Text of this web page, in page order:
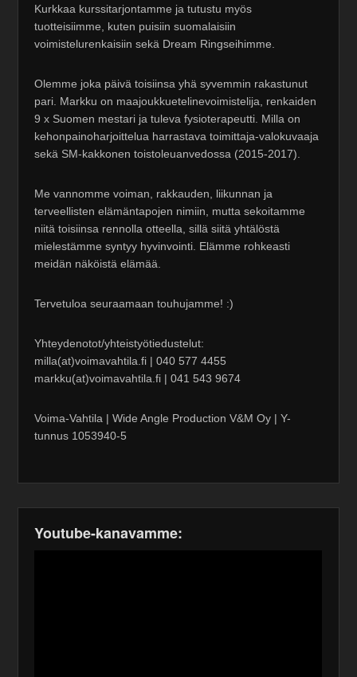
Kurkkaa kurssitarjontamme ja tutustu myös
tuotteisiimme, kuten puisiin suomalaisiin
voimistelurenkaisiin sekä Dream Ringseihimme.
Olemme joka päivä toisiinsa yhä syvemmin rakastunut
pari. Markku on maajoukkuetelinevoimistelija, renkaiden
9 x Suomen mestari ja tuleva fysioterapeutti. Milla on
kehonpainoharjoittelua harrastava toimittaja-valokuvaaja
sekä SM-kakkonen toistoleuanvedossa (2015-2017).
Me vannomme voiman, rakkauden, liikunnan ja
terveellisten elämäntapojen nimiin, mutta sekoitamme
niitä toisiinsa rennolla otteella, sillä siitä yhtälöstä
mielestämme syntyy hyvinvointi. Elämme rohkeasti
meidän näköistä elämää.
Tervetuloa seuraamaan touhujamme! :)
Yhteydenotot/yhteistyötiedustelut:
milla(at)voimavahtila.fi | 040 577 4455
markku(at)voimavahtila.fi | 041 543 9674
Voima-Vahtila | Wide Angle Production V&M Oy | Y-
tunnus 1053940-5
Youtube-kanavamme: